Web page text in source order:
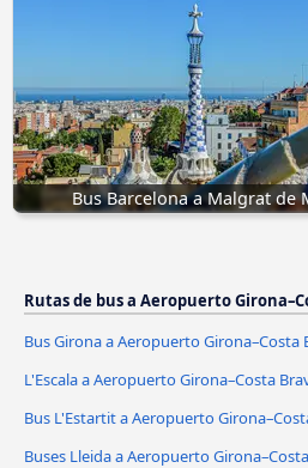
Bus Barcelona a Malgrat de
Rutas de bus a Aeropuerto
Bus Girona a Aeropuerto Girona–Costa
L'Escala a Aeropuerto Girona–Costa
Bus L'Estartit a Aeropuerto
Buses Lleida a Aeropuerto